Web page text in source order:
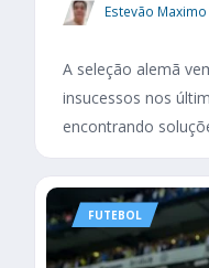
Estevão Maximo
A seleção alemã
insucessos nos
encontrando
FUTEBOL